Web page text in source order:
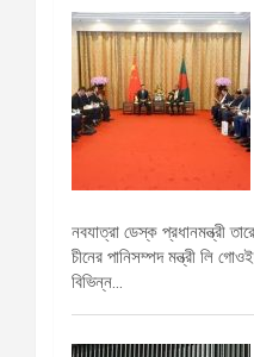
নবযাত্রা ডেস্ক প্রধানমন্ত্রী
চীনের পানিসম্পদ মন্ত্রী লি
বিভিন্ন…